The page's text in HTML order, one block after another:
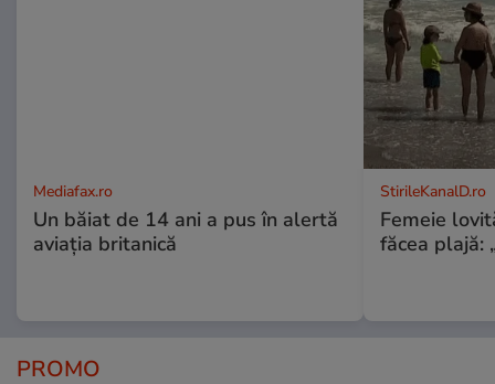
Mediafax.ro
Un băiat de 14 ani a pus în alertă
aviația britanică
StirileKanalD.ro
Femeie
făcea plajă:
PROMO